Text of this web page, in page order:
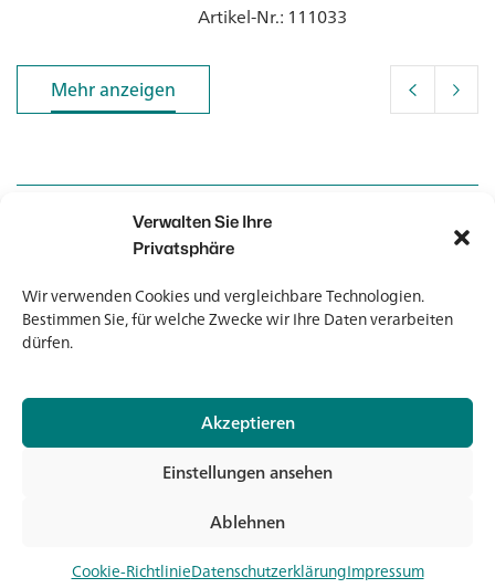
Verwalten Sie Ihre
Privatsphäre
Wir verwenden Cookies und vergleichbare Technologien.
Bestimmen Sie, für welche Zwecke wir Ihre Daten verarbeiten
dürfen.
Akzeptieren
Ablehnen
Einstellungen ansehen
Cookie-RichtlinieDatenschutzerklärungImpressum
Artikel-Nr.: 111033
Mehr anzeigen
Mehr anzeigen
Kontakt
Kontakt
Newsletter
Newsletter
© 2026 Banholzer AG
Impressum
Datenschutz
Medien & Downloads